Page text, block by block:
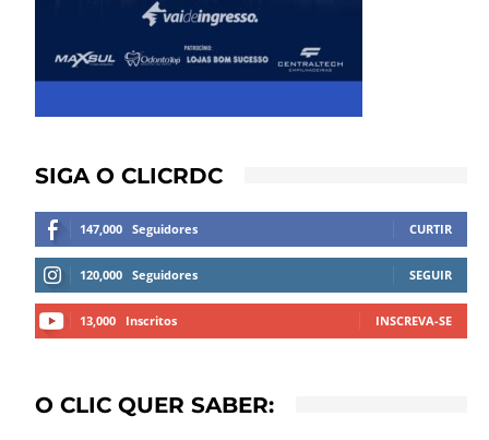
SIGA O CLICRDC
147,000 Seguidores CURTIR
120,000 Seguidores SEGUIR
13,000 Inscritos INSCREVA-SE
O CLIC QUER SABER: